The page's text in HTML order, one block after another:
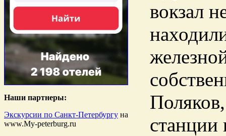
Наши партнеры:
Экскурсии по Санкт-Петербургу на
www.My-peterburg.ru
вокзал
станции